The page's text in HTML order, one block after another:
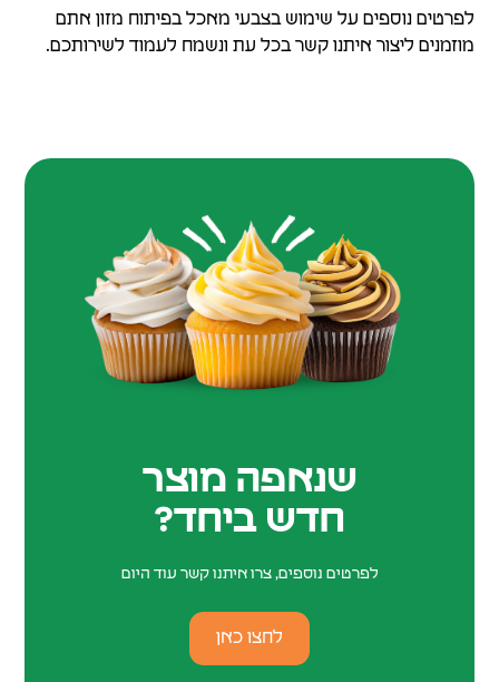
לפרטים נוספים על שימוש בצבעי מאכל בפיתוח מזון אתם
מוזמנים ליצור איתנו קשר בכל עת ונשמח לעמוד לשירותכם.
שנאפה מוצר
חדש ביחד?
לפרטים נוספים, צרו איתנו קשר עוד היום
לחצו כאן